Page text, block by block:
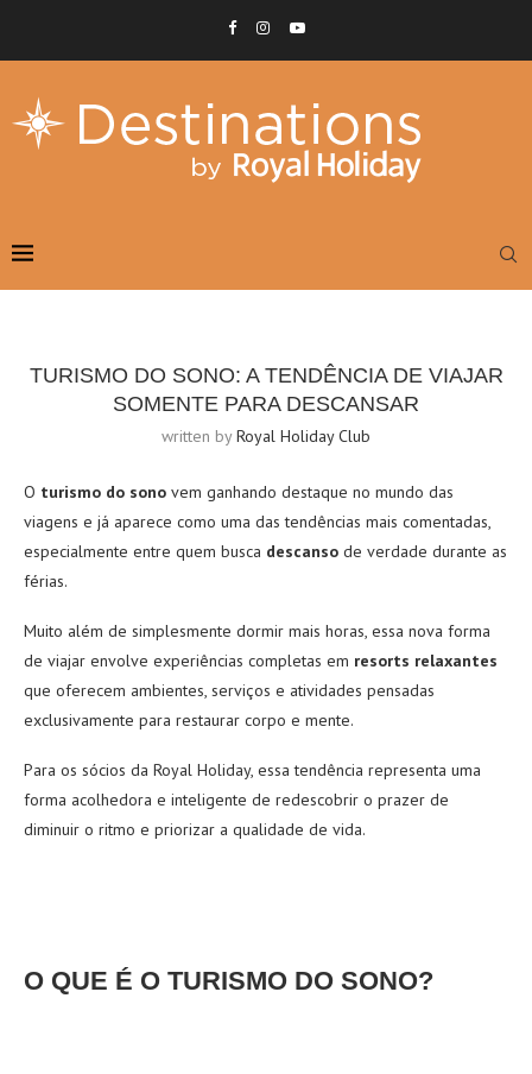
TURISMO DO SONO: A TENDÊNCIA DE VIAJAR
SOMENTE PARA DESCANSAR
written byRoyal Holiday Club
O turismo do sono vem ganhando destaque no mundo das
viagens e já aparece como uma das tendências mais comentadas,
especialmente entre quem busca descanso de verdade durante as
férias.
Muito além de simplesmente dormir mais horas, essa nova forma
de viajar envolve experiências completas em resorts relaxantes
que oferecem ambientes, serviços e atividades pensadas
exclusivamente para restaurar corpo e mente.
Para os sócios da Royal Holiday, essa tendência representa uma
forma acolhedora e inteligente de redescobrir o prazer de
diminuir o ritmo e priorizar a qualidade de vida.
O QUE É O TURISMO DO SONO?